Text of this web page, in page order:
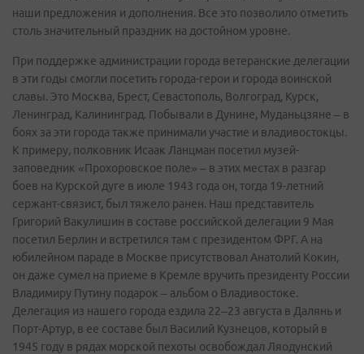
наши предложения и дополнения. Все это позволило отметить
столь значительный праздник на достойном уровне.
При поддержке администрации города ветеранские делегации
в эти годы смогли посетить города-герои и города воинской
славы. Это Москва, Брест, Севастополь, Волгоград, Курск,
Ленинград, Калининград. Побывали в Дунине, Муданьцзяне – в
боях за эти города также принимали участие и владивостокцы.
К примеру, полковник Исаак Ланцман посетил музей-
заповедник «Прохоровское поле» – в этих местах в разгар
боев на Курской дуге в июле 1943 года он, тогда 19-летний
сержант-связист, был тяжело ранен. Наш представитель
Григорий Вакулишин в составе российской делегации 9 Мая
посетил Берлин и встретился там с президентом ФРГ. А на
юбилейном параде в Москве присутствовал Анатолий Кокин,
он даже сумел на приеме в Кремле вручить президенту России
Владимиру Путину подарок – альбом о Владивостоке.
Делегация из нашего города ездила 22–23 августа в Далянь и
Порт-Артур, в ее составе был Василий Кузнецов, который в
1945 году в рядах морской пехоты освобождал Ляодунский